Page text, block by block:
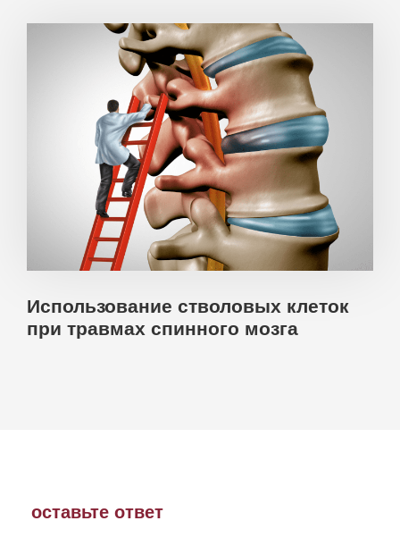
Использование стволовых клеток
при травмах спинного мозга
оставьте ответ